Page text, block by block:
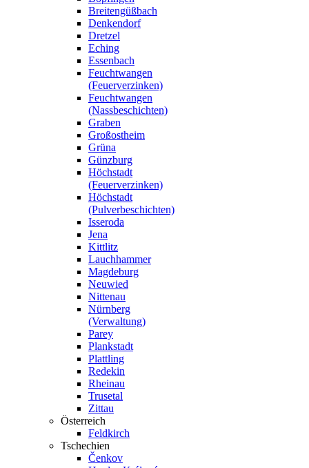
Breitengüßbach
Denkendorf
Dretzel
Eching
Essenbach
Feuchtwangen
(Feuerverzinken)
Feuchtwangen
(Nassbeschichten)
Graben
Großostheim
Grüna
Günzburg
Höchstadt
(Feuerverzinken)
Höchstadt
(Pulverbeschichten)
Isseroda
Jena
Kittlitz
Lauchhammer
Magdeburg
Neuwied
Nittenau
Nürnberg
(Verwaltung)
Parey
Plankstadt
Plattling
Redekin
Rheinau
Trusetal
Zittau
Österreich
Feldkirch
Tschechien
Čenkov